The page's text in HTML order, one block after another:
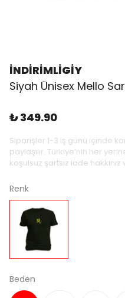
İNDİRİMLİGİY
Siyah Ünisex Mello
₺ 349.90
Siparişler 1-3 iş günü içinde
paylaşılır. Türkiye’nin her
koşulsuz şartsız iade hakkınız
Renk
Beden